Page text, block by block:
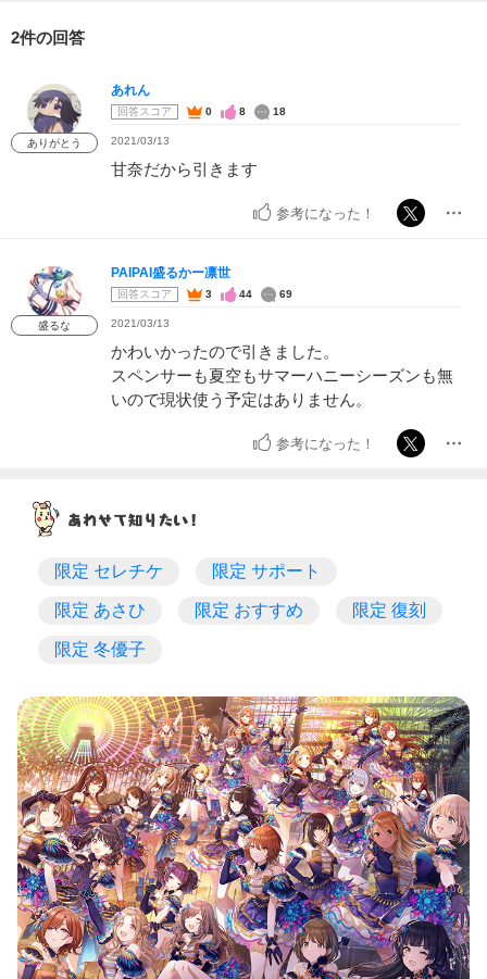
2件の回答
ありがとう
あれん
回答スコア 0 8 18
2021/03/13
甘奈だから引きます
参考になった！
盛るな
PAIPAI盛るかー凛世
回答スコア 3 44 69
2021/03/13
かわいかったので引きました。
スペンサーも夏空もサマーハニーシーズンも無
いので現状使う予定はありません。
参考になった！
限定 セレチケ 限定 サポート
限定 あさひ 限定 おすすめ 限定 復刻
限定 冬優子